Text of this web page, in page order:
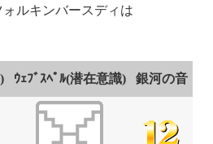
ルキンバースディは
ｳｪﾌﾞｽﾍﾟﾙ(潜在意識) 銀河の音